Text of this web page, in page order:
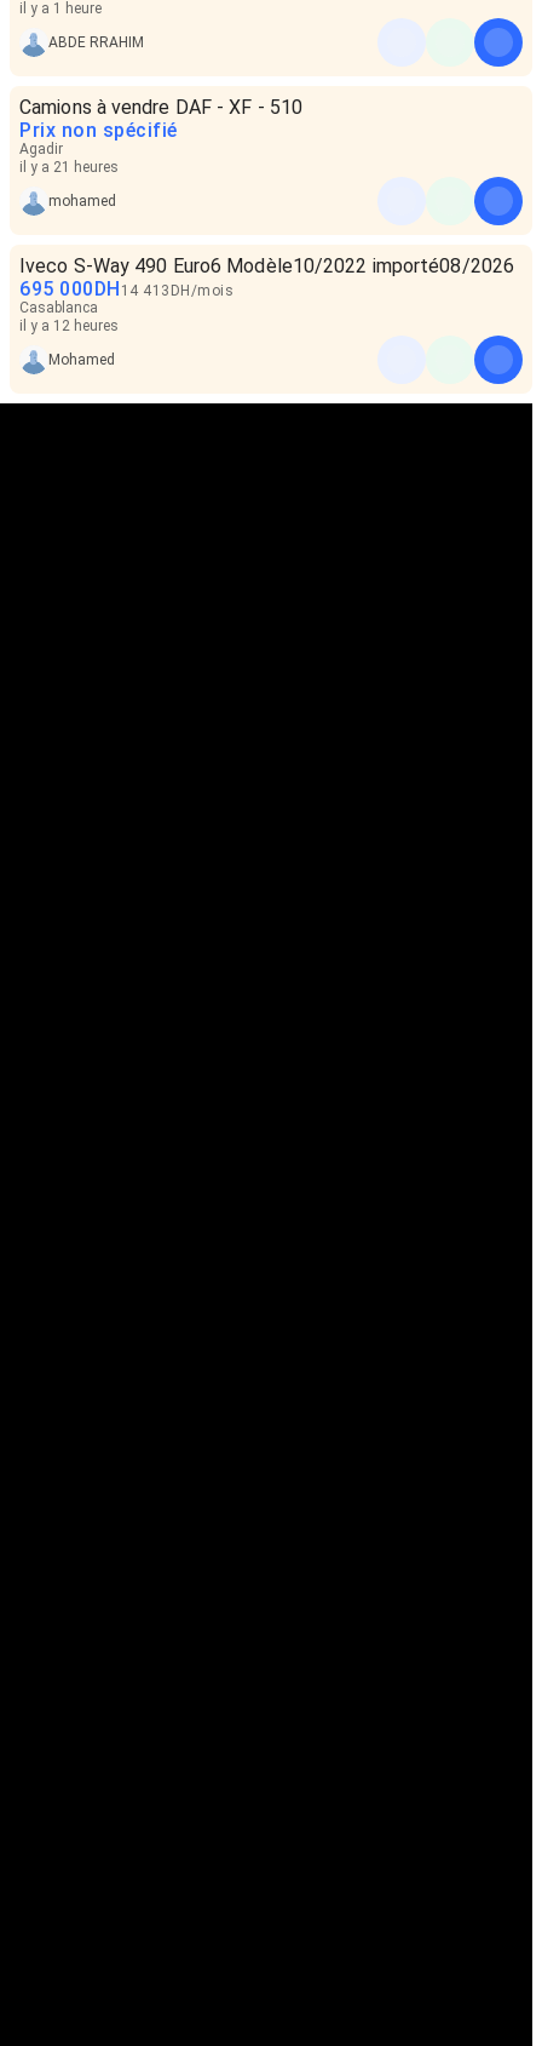
il y a 1 heure
ABDE RRAHIM
Camions à vendre DAF - XF - 510
Prix non spécifié
Agadir
il y a 21 heures
mohamed
Iveco S-Way 490 Euro6 Modèle10/2022 importé08/2026
695 000DH 14 413 DH /mois
Casablanca
il y a 12 heures
Mohamed